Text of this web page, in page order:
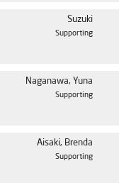
Suzuki
Supporting
Naganawa, Yuna
Supporting
Aisaki, Brenda
Supporting